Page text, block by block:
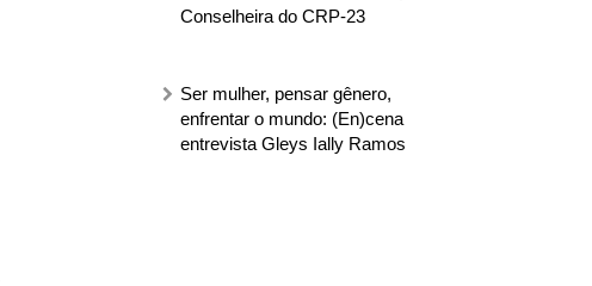
Conselheira do CRP-23
Ser mulher, pensar gênero,
enfrentar o mundo: (En)cena
entrevista Gleys Ially Ramos